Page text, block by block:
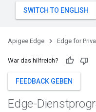
Apigee Edge Edge for
War das hilfreich?
FEEDBACK GEBEN
Edge-